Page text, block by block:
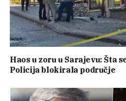
Haos u zoru u Sarajevu: Šta
Policija blokirala područje